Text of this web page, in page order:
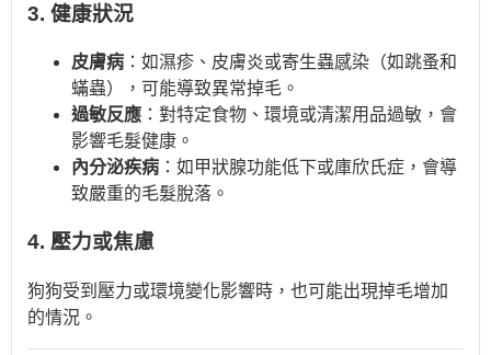
3. 健康狀況
皮膚病 ：如濕疹、皮膚炎或寄生蟲感染（如跳蚤和
蟎蟲），可能導致異常掉毛。
過敏反應 ：對特定食物、環境或清潔用品過敏，會
影響毛髮健康。
內分泌疾病 ：如甲狀腺功能低下或庫欣氏症，會導
致嚴重的毛髮脫落。
4. 壓力或焦慮
狗狗受到壓力或環境變化影響時，也可能出現掉毛增加
的情況。